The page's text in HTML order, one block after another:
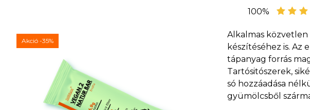
100%
Akció -35%
Alkalmas
készítéséhez is. Az
tápanyag forrás
Tartósitószerek,
só hozzáadása
gyümölcsből